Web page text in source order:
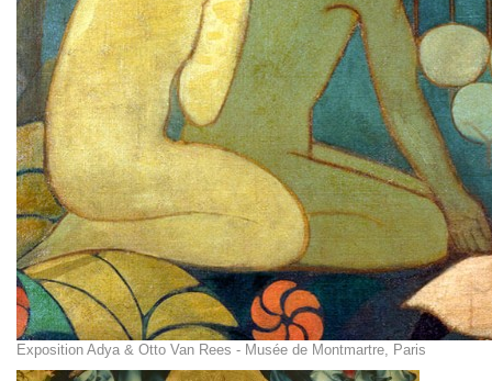
Exposition Adya & Otto Van Rees - Musée de Montmartre, Paris